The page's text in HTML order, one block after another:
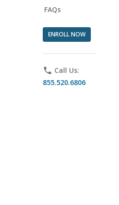
FAQs
ENROLL NOW
phone Call Us:
855.520.6806